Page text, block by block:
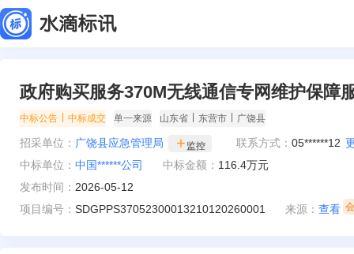
政府购买服务370M无线通信专网维护保障
中标公告 中标成交 单一来源 山东省 东营市 广饶县
招采单位： 广饶县应急管理局 监控 联系方式： 05******12
中标单位： 中国******公司 中标金额： 116.4万元
发布时间： 2026-05-12
项目编号： SDGPPS37052300013210120260001 来源： 查看